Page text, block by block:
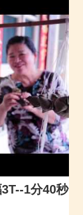
1分40秒